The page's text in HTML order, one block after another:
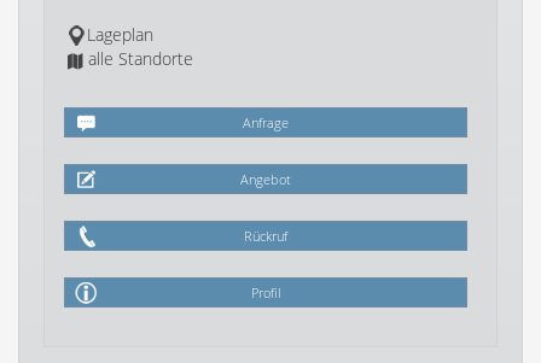
Lageplan
alle Standorte
Anfrage
Angebot
Rückruf
Profil